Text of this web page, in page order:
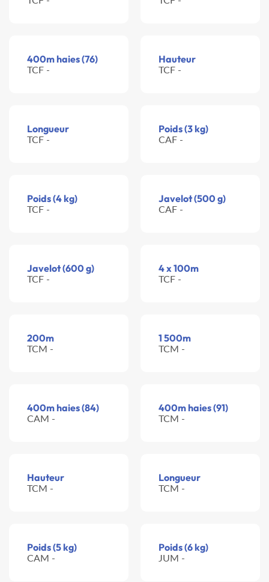
400m haies (76)
TCF -
Hauteur
TCF -
Longueur
TCF -
Poids (3 kg)
CAF -
Poids (4 kg)
TCF -
Javelot (500 g)
CAF -
Javelot (600 g)
TCF -
4 x 100m
TCF -
200m
TCM -
1 500m
TCM -
400m haies (84)
CAM -
400m haies (91)
TCM -
Hauteur
TCM -
Longueur
TCM -
Poids (5 kg)
CAM -
Poids (6 kg)
JUM -